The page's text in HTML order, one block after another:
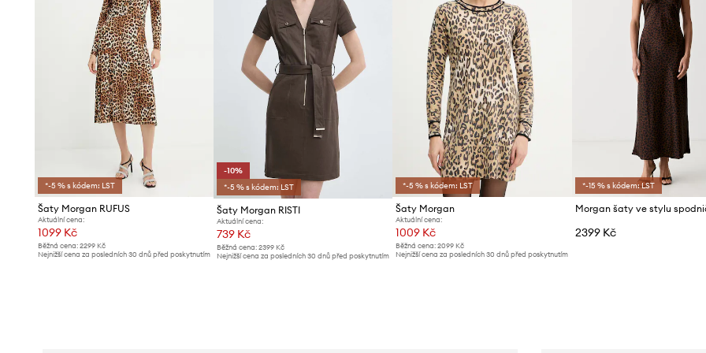
*-5 % s kódem: LST
Šaty Morgan RUFUS
Aktuální cena:
1099 Kč
Běžná cena: 2299 Kč
Nejnižší cena za posledních 30 dnů před poskytnutím
-10%
*-5 % s kódem: LST
Šaty Morgan RISTI
Aktuální cena:
739 Kč
Běžná cena:2399 Kč
Nejnižší cena za posledních 30 dnů před poskytnutím
*-5 % s kódem: LST
Šaty Morgan
Aktuální cena:
1009 Kč
Běžná cena: 2099 Kč
Nejnižší cena za posledních 30 dnů před poskytnutím
*-15 % s kódem: LST
2399 Kč